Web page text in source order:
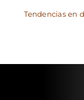
Tendencias en